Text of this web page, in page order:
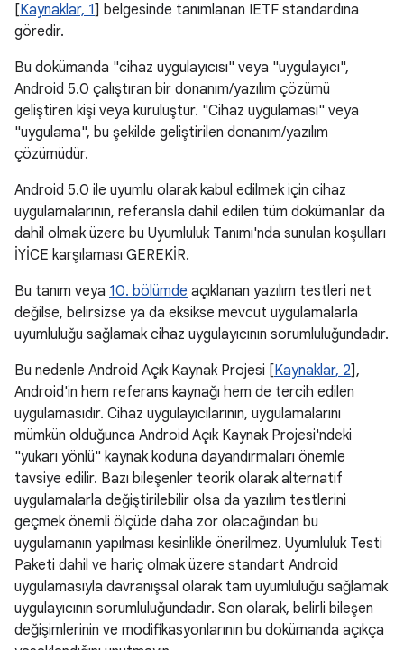
[Kaynaklar, 1] belgesinde tanımlanan IETF standardına
göredir.
Bu dokümanda "cihaz uygulayıcısı" veya "uygulayıcı",
Android 5.0 çalıştıran bir donanım/yazılım çözümü
geliştiren kişi veya kuruluştur. "Cihaz uygulaması" veya
"uygulama", bu şekilde geliştirilen donanım/yazılım
çözümüdür.
Android 5.0 ile uyumlu olarak kabul edilmek için cihaz
uygulamalarının, referansla dahil edilen tüm dokümanlar da
dahil olmak üzere bu Uyumluluk Tanımı'nda sunulan koşulları
İYİCE karşılaması GEREKİR.
Bu tanım veya 10. bölümde açıklanan yazılım testleri net
değilse, belirsizse ya da eksikse mevcut uygulamalarla
uyumluluğu sağlamak cihaz uygulayıcının sorumluluğundadır.
Bu nedenle Android Açık Kaynak Projesi [Kaynaklar, 2],
Android'in hem referans kaynağı hem de tercih edilen
uygulamasıdır. Cihaz uygulayıcılarının, uygulamalarını
mümkün olduğunca Android Açık Kaynak Projesi'ndeki
"yukarı yönlü" kaynak koduna dayandırmaları önemle
tavsiye edilir. Bazı bileşenler teorik olarak alternatif
uygulamalarla değiştirilebilir olsa da yazılım testlerini
geçmek önemli ölçüde daha zor olacağından bu
uygulamanın yapılması kesinlikle önerilmez. Uyumluluk Testi
Paketi dahil ve hariç olmak üzere standart Android
uygulamasıyla davranışsal olarak tam uyumluluğu sağlamak
uygulayıcının sorumluluğundadır. Son olarak, belirli bileşen
değişimlerinin ve modifikasyonlarının bu dokümanda açıkça